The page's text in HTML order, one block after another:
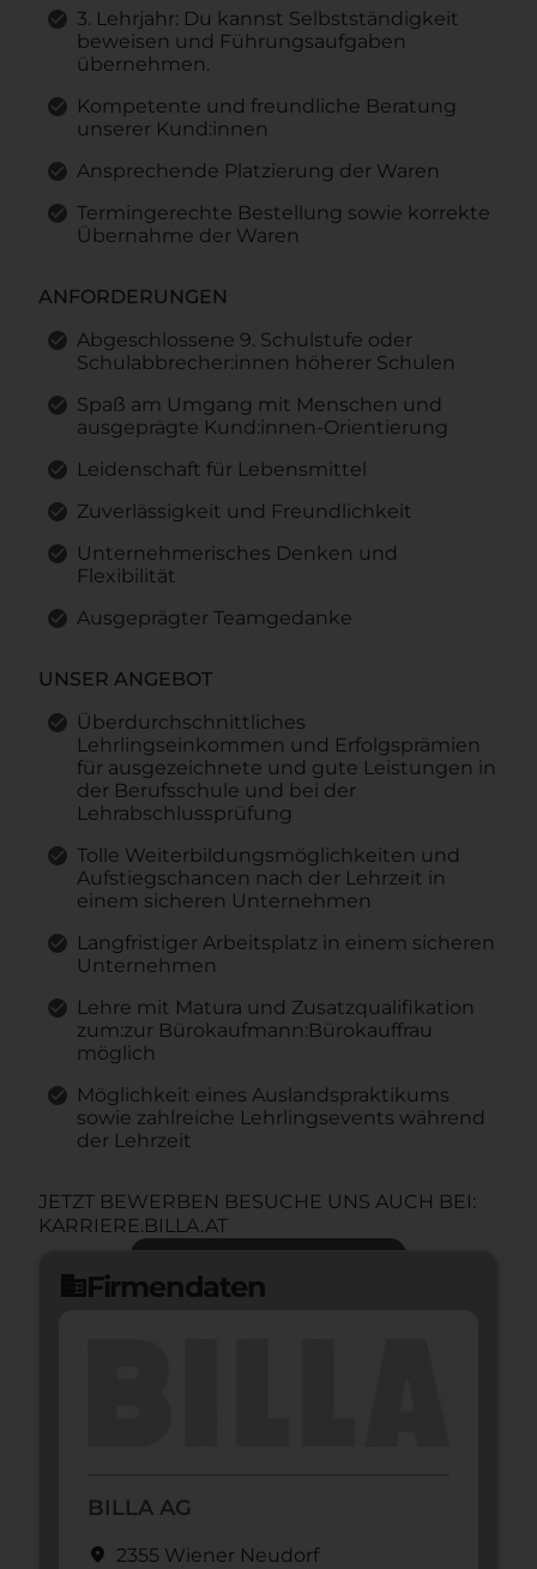
3. Lehrjahr: Du kannst Selbstständigkeit
beweisen und Führungsaufgaben
übernehmen.
Kompetente und freundliche Beratung
unserer Kund:innen
Ansprechende Platzierung der Waren
Termingerechte Bestellung sowie korrekte
Übernahme der Waren
ANFORDERUNGEN
Abgeschlossene 9. Schulstufe oder
Schulabbrecher:innen höherer Schulen
Spaß am Umgang mit Menschen und
ausgeprägte Kund:innen-Orientierung
Leidenschaft für Lebensmittel
Zuverlässigkeit und Freundlichkeit
Unternehmerisches Denken und
Flexibilität
Ausgeprägter Teamgedanke
UNSER ANGEBOT
Überdurchschnittliches
Lehrlingseinkommen und Erfolgsprämien
für ausgezeichnete und gute Leistungen in
der Berufsschule und bei der
Lehrabschlussprüfung
Tolle Weiterbildungsmöglichkeiten und
Aufstiegschancen nach der Lehrzeit in
einem sicheren Unternehmen
Langfristiger Arbeitsplatz in einem sicheren
Unternehmen
Lehre mit Matura und Zusatzqualifikation
zum:zur Bürokaufmann:Bürokauffrau
möglich
Möglichkeit eines Auslandspraktikums
sowie zahlreiche Lehrlingsevents während
der Lehrzeit
JETZT BEWERBEN BESUCHE UNS AUCH BEI:
KARRIERE.BILLA.AT
domainFirmendaten
BILLA AG
location_on 2355 Wiener Neudorf